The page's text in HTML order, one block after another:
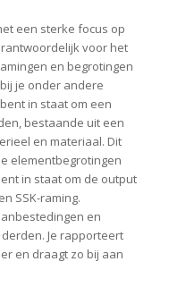
een sterke focus op
voor het
en begrotingen
je onder andere
in staat om een
bestaande uit een
en materiaal. Dit
elementbegrotingen
in staat om de output
SSK-raming.
en
Je rapporteert
en draagt zo bij aan